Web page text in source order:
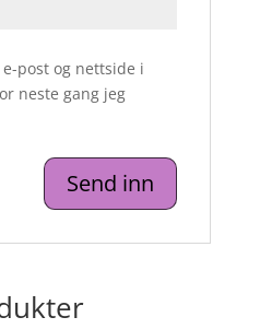
post og nettside i
neste gang jeg